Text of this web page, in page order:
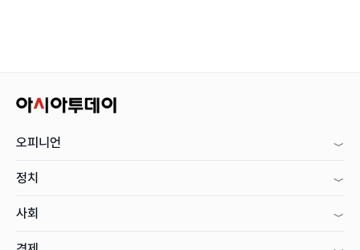
오피니언
정치
사회